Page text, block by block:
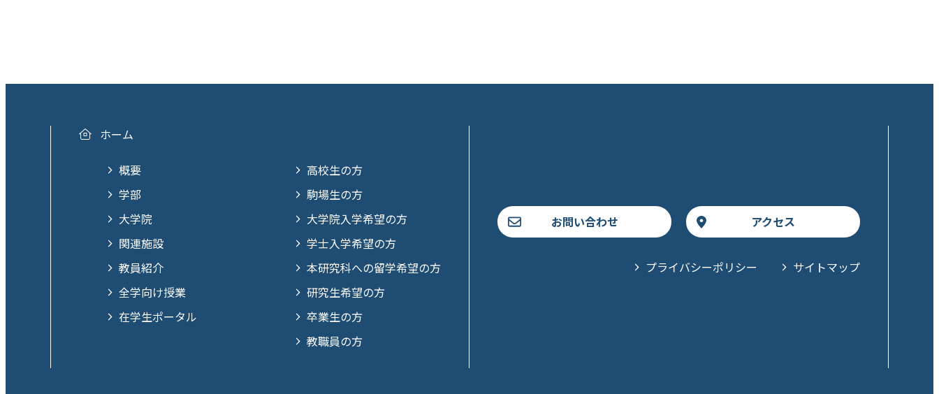
ホーム
概要
学部
大学院
関連施設
教員紹介
全学向け授業
在学生ポータル
高校生の方
駒場生の方
大学院入学希望の方
学士入学希望の方
本研究科への留学希望の方
研究生希望の方
卒業生の方
教職員の方
お問い合わせ アクセス
プライバシーポリシー サイトマップ